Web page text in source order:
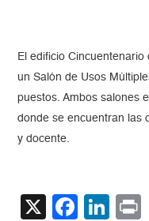
El edificio
un Salón de Usos
puestos. Ambos salones
donde se encuentran las
y docente.
X